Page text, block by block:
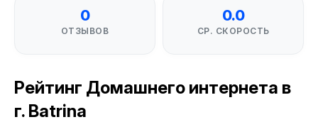
0
ОТЗЫВОВ
0.0
СР. СКОРОСТЬ
Рейтинг Домашнего интернета в
г. Batrina